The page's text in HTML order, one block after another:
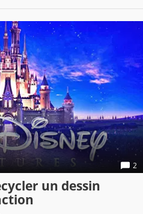
2
un dessin